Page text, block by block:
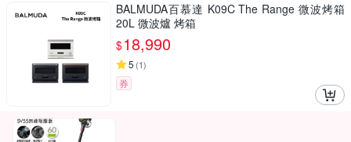
BALMUDA百慕達 K09C The Range 微波烤箱
20L 微波爐 烤箱
$18,990
5 (1)
券